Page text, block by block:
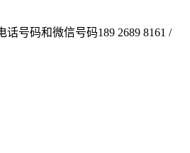
号码和微信号码189 2689 8161 /